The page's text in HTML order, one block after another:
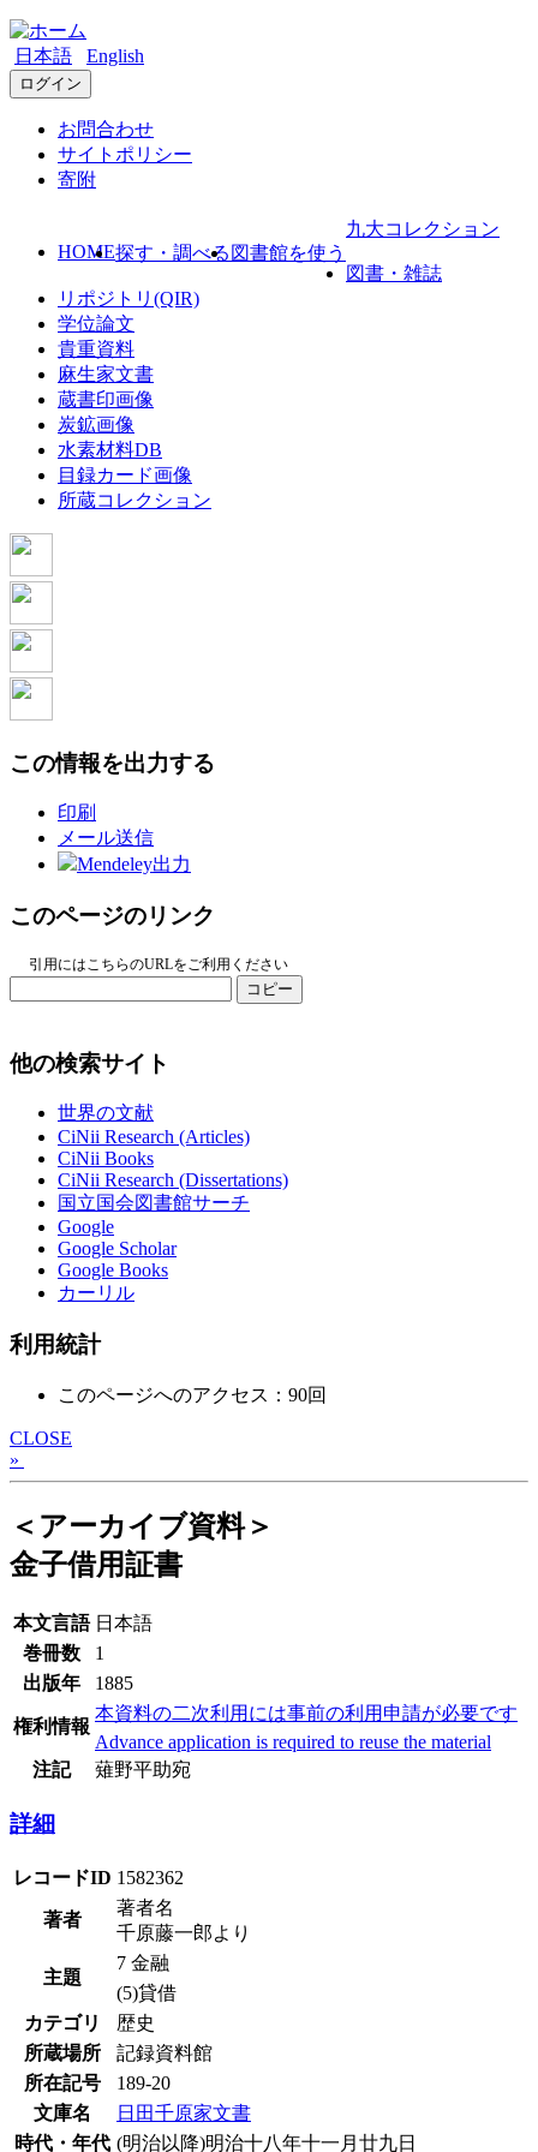
日本語 English
ログイン
お問合わせ
サイトポリシー
寄附
HOME探す・調べる 図書館を使う
九大コレクション
図書・雑誌
リポジトリ(QIR)
学位論文
貴重資料
麻生家文書
蔵書印画像
炭鉱画像
水素材料DB
目録カード画像
所蔵コレクション
この情報を出力する
印刷
メール送信
Mendeley出力
このページのリンク
引用にはこちらのURLをご利用ください
コピー
他の検索サイト
世界の文献
CiNii Research (Articles)
CiNii Books
CiNii Research (Dissertations)
国立国会図書館サーチ
Google
Google Scholar
Google Books
カーリル
利用統計
このページへのアクセス：90回
CLOSE
»
＜アーカイブ資料＞
金子借用証書
本文言語 日本語
巻冊数
1
出版年
1885
権利情報
本資料の二次利用には事前の利用申請が必要です
Advance application is required to reuse the material
注記
薙野平助宛
詳細
レコードID 1582362
著者
著者名
千原藤一郎より
主題
7 金融
(5)貸借
カテゴリ
歴史
所蔵場所
記録資料館
所在記号
189-20
文庫名
日田千原家文書
時代・年代 (明治以降)明治十八年十一月廿九日